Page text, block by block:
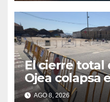
El cierre total
Ojea colapsa
Cangas
AGO 8, 2026